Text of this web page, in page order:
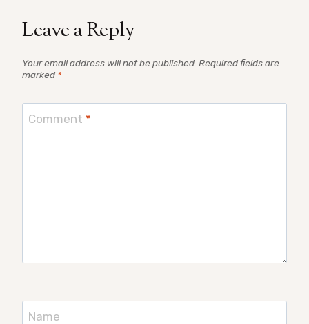
Leave a Reply
Your email address will not be published. Required fields are
marked *
Comment *
Name